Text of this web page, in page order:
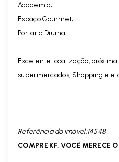
Academia;
Espaço Gourmet;
Portaria Diurna.
Excelente localização, próxima
supermercados, Shopping e
Referência do imóvel:14548
COMPRE KF, VOCÊ MERECE